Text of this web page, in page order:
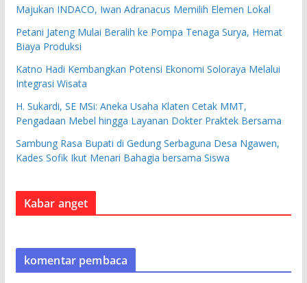
Majukan INDACO, Iwan Adranacus Memilih Elemen Lokal
Petani Jateng Mulai Beralih ke Pompa Tenaga Surya, Hemat
Biaya Produksi
Katno Hadi Kembangkan Potensi Ekonomi Soloraya Melalui
Integrasi Wisata
H. Sukardi, SE MSi: Aneka Usaha Klaten Cetak MMT,
Pengadaan Mebel hingga Layanan Dokter Praktek Bersama
Sambung Rasa Bupati di Gedung Serbaguna Desa Ngawen,
Kades Sofik Ikut Menari Bahagia bersama Siswa
Kabar anget
komentar pembaca